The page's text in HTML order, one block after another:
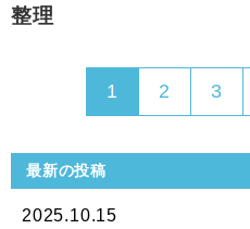
整理
1 2 3
最新の投稿
2025.10.15